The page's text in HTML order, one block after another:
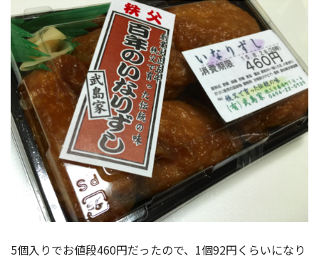
5個入りでお値段460円だったので、1個92円くらいになり